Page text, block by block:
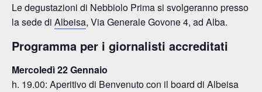
Le degustazioni di Nebbiolo Prima si svolgeranno presso
la sede di Albeisa, Via Generale Govone 4, ad Alba.
Programma per i giornalisti accreditati
Mercoledì 22 Gennaio
h. 19.00: Aperitivo di Benvenuto con il board di Albeisa